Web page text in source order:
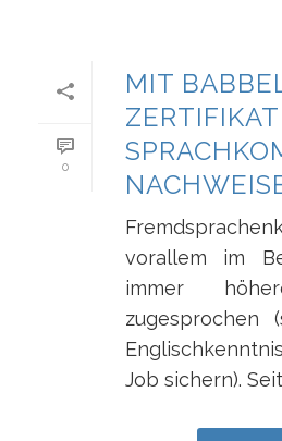
0
MIT
ZERTIFIKAT
vorallem im
immer
zugesprochen
Job sichern).